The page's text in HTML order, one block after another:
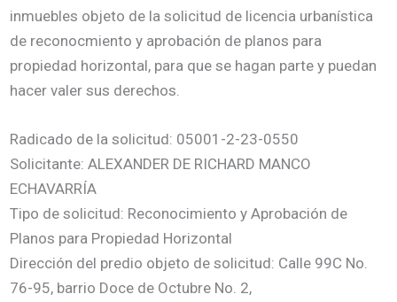
inmuebles objeto de la solicitud de licencia urbanística
de reconocmiento y aprobación de planos para
propiedad horizontal, para que se hagan parte y puedan
hacer valer sus derechos.
Radicado de la solicitud: 05001-2-23-0550
Solicitante: ALEXANDER DE RICHARD MANCO
ECHAVARRÍA
Tipo de solicitud: Reconocimiento y Aprobación de
Planos para Propiedad Horizontal
Dirección del predio objeto de solicitud: Calle 99C No.
76-95, barrio Doce de Octubre No. 2,